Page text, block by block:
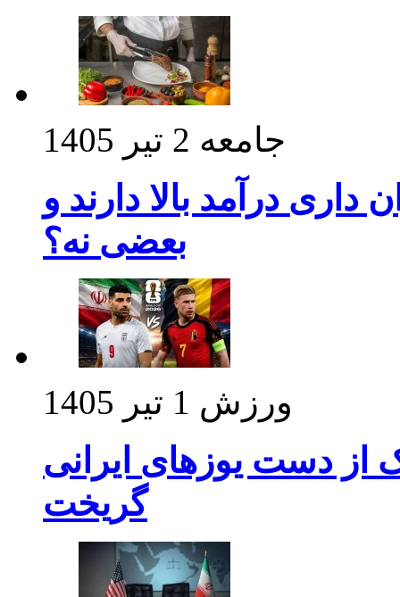
جامعه 2 تیر 1405
درآمد بالا دارند و
بعضی نه؟
ورزش 1 تیر 1405
از دست یوزهای ایرانی
گریخت